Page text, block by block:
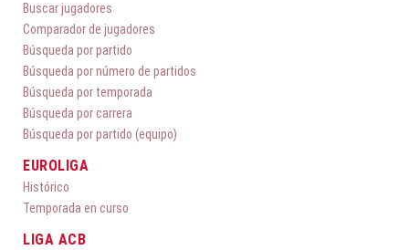
Buscar jugadores
Comparador de jugadores
Búsqueda por partido
Búsqueda por número de partidos
Búsqueda por temporada
Búsqueda por carrera
Búsqueda por partido (equipo)
EUROLIGA
Histórico
Temporada en curso
LIGA ACB